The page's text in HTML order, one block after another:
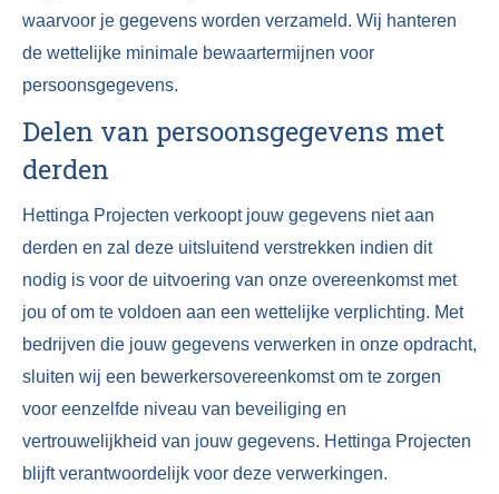
waarvoor je gegevens worden verzameld. Wij hanteren
de wettelijke minimale bewaartermijnen voor
persoonsgegevens.
Delen van persoonsgegevens met
derden
Hettinga Projecten verkoopt jouw gegevens niet aan
derden en zal deze uitsluitend verstrekken indien dit
nodig is voor de uitvoering van onze overeenkomst met
jou of om te voldoen aan een wettelijke verplichting. Met
bedrijven die jouw gegevens verwerken in onze opdracht,
sluiten wij een bewerkersovereenkomst om te zorgen
voor eenzelfde niveau van beveiliging en
vertrouwelijkheid van jouw gegevens. Hettinga Projecten
blijft verantwoordelijk voor deze verwerkingen.